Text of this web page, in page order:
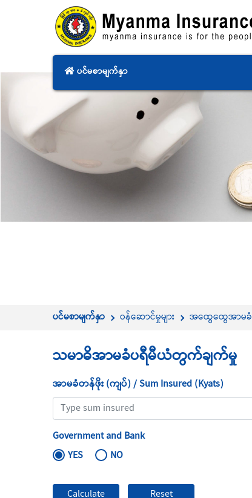
ပင်မစာမျက်နှာ
ပင်မစာမျက်နှာ ဝန်ဆောင်မှုများ အထွေထွေအာမခံ
သမာဓိအာမခံပရီမီယံတွက်ချက်မှု
အာမခံတန်ဖိုး (ကျပ်) / Sum Insured (Kyats)
Government and Bank
YES
NO